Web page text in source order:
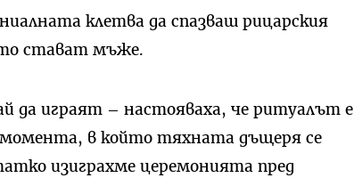
клетва да спазваш рицарския
стават мъже.
да играят – настояваха, че ритуалът е
момента, в който тяхната дъщеря се
изиграхме церемонията пред